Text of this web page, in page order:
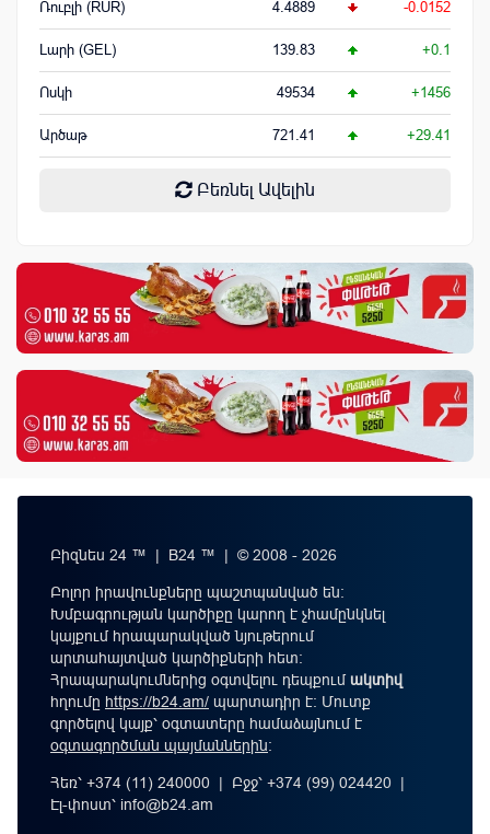
Ռուբլի (RUR) 4.4889 -0.0152
Լարի (GEL) 139.83 +0.1
Ոսկի 49534 +1456
Արծաթ 721.41 +29.41
Բեռնել Ավելին
Բիզնես 24 ™ | B24 ™ | © 2008 - 2026
Բոլոր իրավունքները պաշտպանված են:
Խմբագրության կարծիքը կարող է չհամընկնել
կայքում հրապարակված նյութերում
արտահայտված կարծիքների հետ:
Հրապարակումներից օգտվելու դեպքումակտիվ
հղումը https://b24.am/ պարտադիր է: Մուտք
գործելով կայք՝ օգտատերը համաձայնում է
օգտագործման պայմաններին։
Հեռ՝ +374 (11) 240000 | Բջջ՝ +374 (99) 024420 |
Էլ-փոստ՝ info@b24.am